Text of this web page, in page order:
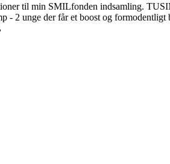
til min SMILfonden indsamling.
- 2 unge der får et boost og